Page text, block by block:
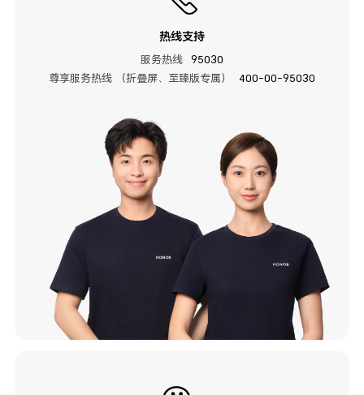
热线支持
服务热线
95030
尊享服务热线 （折叠屏、至臻版专属）
400-00-95030